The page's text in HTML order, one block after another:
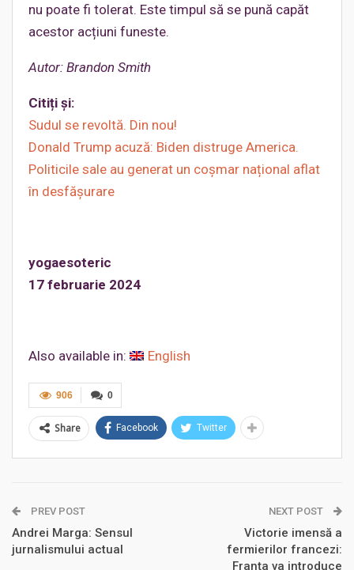
nu poate fi tolerat. Este timpul să se pună capăt
acestor acțiuni funeste.
Autor: Brandon Smith
Citiți și:
Sudul se revoltă. Din nou!
Donald Trump acuză: Biden distruge America.
Politicile sale au generat un coșmar național aflat
în desfășurare
yogaesoteric
17 februarie 2024
Also available in: English
0
906
Share Facebook Twitter
PREV POST
Andrei Marga: Sensul
jurnalismului actual
NEXT POST
Victorie imensă a
fermierilor francezi:
Franța va introduce